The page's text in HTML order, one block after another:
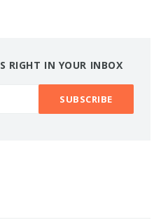
RIGHT IN YOUR INBOX